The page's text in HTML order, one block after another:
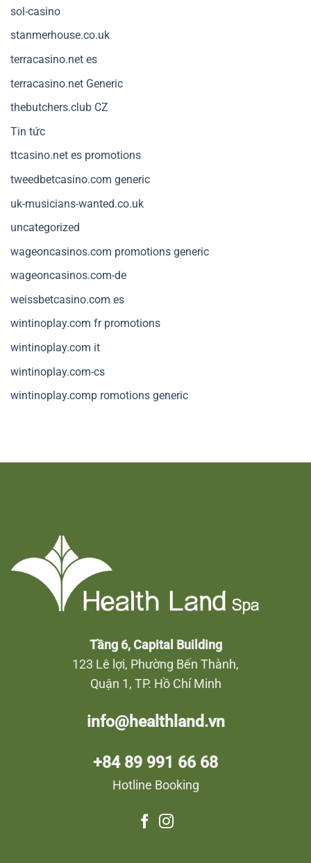
sol-casino
stanmerhouse.co.uk
terracasino.net es
terracasino.net Generic
thebutchers.club CZ
Tin tức
ttcasino.net es promotions
tweedbetcasino.com generic
uk-musicians-wanted.co.uk
uncategorized
wageoncasinos.com promotions generic
wageoncasinos.com-de
weissbetcasino.com es
wintinoplay.com fr promotions
wintinoplay.com it
wintinoplay.com-cs
wintinoplay.comp romotions generic
Tầng 6, Capital Building
123 Lê lợi, Phường Bến Thành,
Quận 1, TP. Hồ Chí Minh
info@healthland.vn
+84 89 991 66 68
Hotline Booking